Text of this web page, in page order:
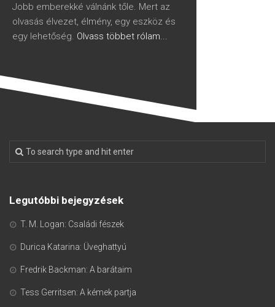
Jobb emberekké válnánk tőle. Mert az
olvasás élvezet, élmény, egy eszköz és
egy lehetőség. Olvass többet rólam...
Legutóbbi bejegyzések
T. M. Logan: Családi fészek
Durica Katarina: Üveghattyú
Fredrik Backman: A barátaim
Tess Gerritsen: A kémek partja